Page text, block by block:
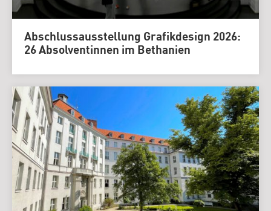
Abschlussausstellung Grafikdesign 2026:
26 Absolventinnen im Bethanien